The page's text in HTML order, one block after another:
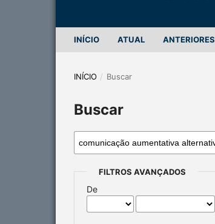
INÍCIO ATUAL ANTERIORES
INÍCIO / Buscar
Buscar
FILTROS AVANÇADOS
De